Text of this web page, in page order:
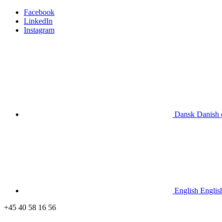
Facebook
LinkedIn
Instagram
Dansk Danish
English
+45 40 58 16 56